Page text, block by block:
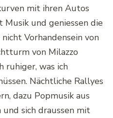
mit ihren Autos
und geniessen die
Vorhandensein von
von Milazzo
ruhiger, was ich
Nächtliche Rallyes
dazu Popmusik aus
sich draussen mit